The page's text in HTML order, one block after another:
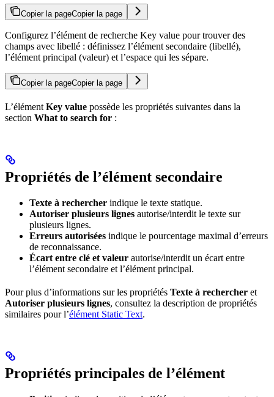
Copier la pageCopier la page
Configurez l’élément de recherche Key value pour trouver des
champs avec libellé : définissez l’élément secondaire (libellé),
l’élément principal (valeur) et l’espace qui les sépare.
Copier la pageCopier la page
L’élément Key value possède les propriétés suivantes dans la
section What to search for :
Propriétés de l’élément secondaire
Texte à rechercher indique le texte statique.
Autoriser plusieurs lignes autorise/interdit le texte sur
plusieurs lignes.
Erreurs autorisées indique le pourcentage maximal d’erreurs
de reconnaissance.
Écart entre clé et valeur autorise/interdit un écart entre
l’élément secondaire et l’élément principal.
Pour plus d’informations sur les propriétés Texte à rechercher et
Autoriser plusieurs lignes, consultez la description de propriétés
similaires pour l’élément Static Text.
Propriétés principales de l’élément